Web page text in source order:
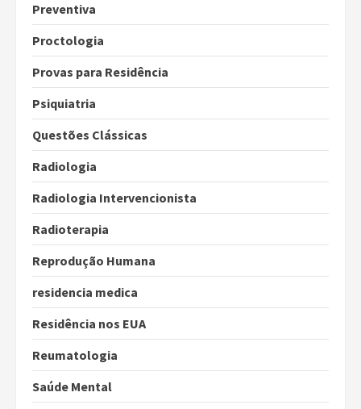
Preventiva
Proctologia
Provas para Residência
Psiquiatria
Questões Clássicas
Radiologia
Radiologia Intervencionista
Radioterapia
Reprodução Humana
residencia medica
Residência nos EUA
Reumatologia
Saúde Mental